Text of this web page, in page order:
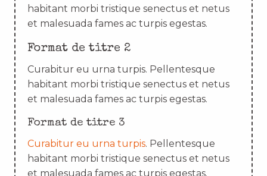
habitant morbi tristique senectus et netus
et malesuada fames ac turpis egestas.
Format de titre 2
Curabitur eu urna turpis. Pellentesque
habitant morbi tristique senectus et netus
et malesuada fames ac turpis egestas.
Format de titre 3
Curabitur eu urna turpis. Pellentesque
habitant morbi tristique senectus et netus
et malesuada fames ac turpis egestas.